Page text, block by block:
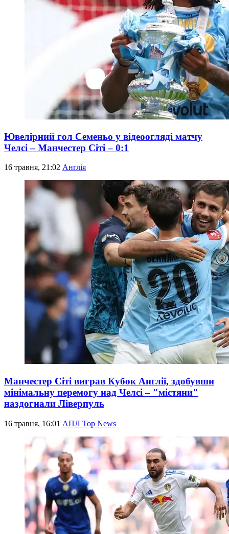
Ювелірний гол Семеньо у відеоогляді матчу
Челсі – Манчестер Сіті – 0:1
16 травня, 21:02 Англія
Манчестер Сіті виграв Кубок Англії, здобувши
мінімальну перемогу над Челсі – "містяни"
наздогнали Ліверпуль
16 травня, 16:01 АПЛ Top News